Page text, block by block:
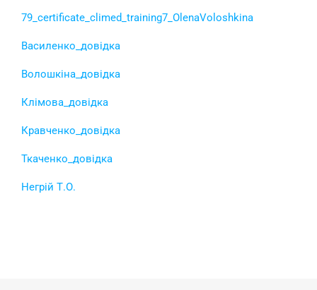
79_certificate_climed_training7_OlenaVoloshkina
Василенко_довідка
Волошкіна_довідка
Клімова_довідка
Кравченко_довідка
Ткаченко_довідка
Негрій Т.О.